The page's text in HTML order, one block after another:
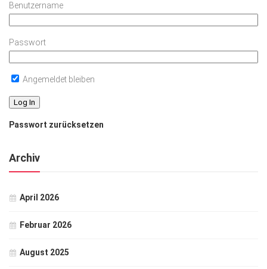
Benutzername
Passwort
Angemeldet bleiben
Passwort zurücksetzen
Archiv
April 2026
Februar 2026
August 2025